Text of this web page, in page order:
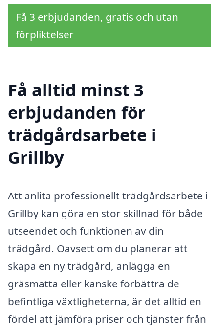
Få 3 erbjudanden, gratis och utan
förpliktelser
Få alltid minst 3
erbjudanden för
trädgårdsarbete i
Grillby
Att anlita professionellt trädgårdsarbete i
Grillby kan göra en stor skillnad för både
utseendet och funktionen av din
trädgård. Oavsett om du planerar att
skapa en ny trädgård, anlägga en
gräsmatta eller kanske förbättra de
befintliga växtligheterna, är det alltid en
fördel att jämföra priser och tjänster från